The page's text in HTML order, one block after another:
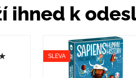
ihned k
SLEVA